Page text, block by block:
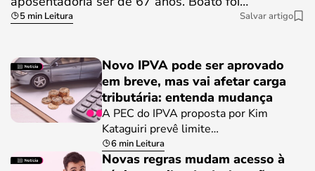
5 min Leitura Salvar artigo
Novo IPVA pode ser aprovado
em breve, mas vai afetar carga
tributária: entenda mudança
A PEC do IPVA proposta por Kim
Kataguiri prevê limite…
6 min Leitura
Novas regras mudam acesso à